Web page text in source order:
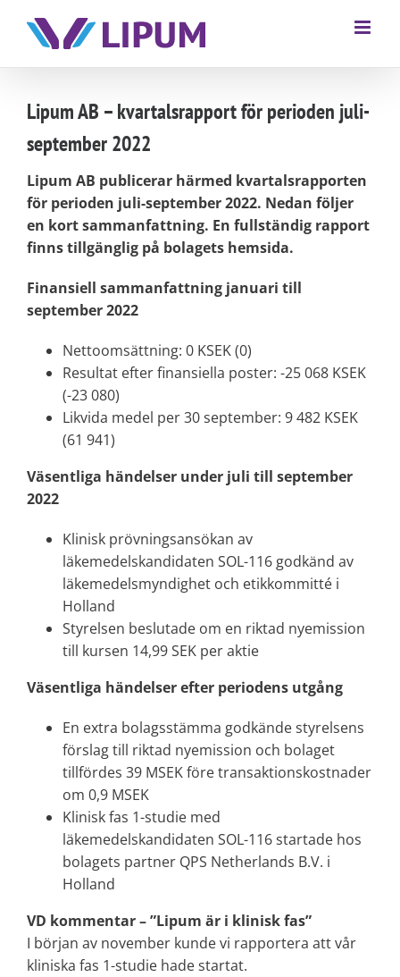
Lipum AB – kvartalsrapport för perioden juli-
september 2022
Lipum AB publicerar härmed kvartalsrapporten
för perioden juli-september 2022. Nedan följer
en kort sammanfattning. En fullständig rapport
finns tillgänglig på bolagets hemsida.
Finansiell sammanfattning januari till
september 2022
Nettoomsättning: 0 KSEK (0)
Resultat efter finansiella poster: -25 068 KSEK
(-23 080)
Likvida medel per 30 september: 9 482 KSEK
(61 941)
Väsentliga händelser under juli till september
2022
Klinisk prövningsansökan av
läkemedelskandidaten SOL-116 godkänd av
läkemedelsmyndighet och etikkommitté i
Holland
Styrelsen beslutade om en riktad nyemission
till kursen 14,99 SEK per aktie
Väsentliga händelser efter periodens utgång
En extra bolagsstämma godkände styrelsens
förslag till riktad nyemission och bolaget
tillfördes 39 MSEK före transaktionskostnader
om 0,9 MSEK
Klinisk fas 1-studie med
läkemedelskandidaten SOL-116 startade hos
bolagets partner QPS Netherlands B.V. i
Holland
VD kommentar – ”Lipum är i klinisk fas”
I början av november kunde vi rapportera att vår
kliniska fas 1-studie hade startat.